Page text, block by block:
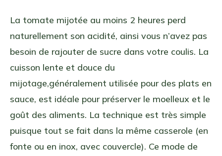
La tomate mijotée au moins 2 heures perd
naturellement son acidité, ainsi vous n’avez pas
besoin de rajouter de sucre dans votre coulis. La
cuisson lente et douce du
mijotage,généralement utilisée pour des plats en
sauce, est idéale pour préserver le moelleux et le
goût des aliments. La technique est très simple
puisque tout se fait dans la même casserole (en
fonte ou en inox, avec couvercle). Ce mode de